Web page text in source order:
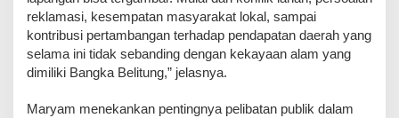
reklamasi, kesempatan masyarakat lokal, sampai
kontribusi pertambangan terhadap pendapatan daerah yang
selama ini tidak sebanding dengan kekayaan alam yang
dimiliki Bangka Belitung,” jelasnya.
‎Maryam menekankan pentingnya pelibatan publik dalam